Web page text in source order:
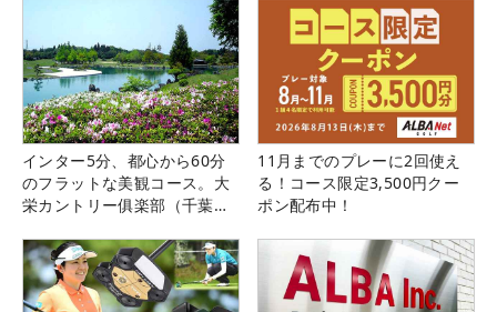
インター5分、都心から60分
のフラットな美観コース。大
栄カントリー俱楽部（千葉
11月までのプレーに2回使え
る！コース限定3,500円クー
ポン配布中！